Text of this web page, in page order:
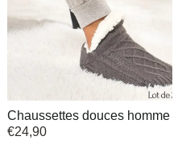
Chaussettes douces homme
€24,90